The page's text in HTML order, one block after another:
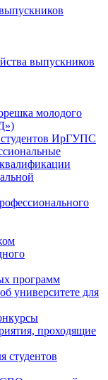
выпускников
молодого
студентов ИрГУПС
программ
университете для
проходящие